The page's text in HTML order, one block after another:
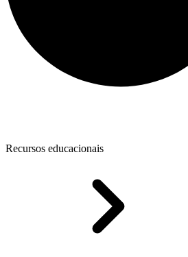
Recursos educacionais